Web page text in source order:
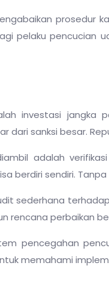
prosedur
pelaku pencucian
investasi jangka
dari sanksi besar.
adalah
berdiri sendiri.
sederhana
rencana perbaikan
pencegahan
memahami